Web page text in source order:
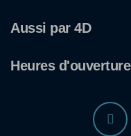
Aussi par 4D
Heures d'ouverture